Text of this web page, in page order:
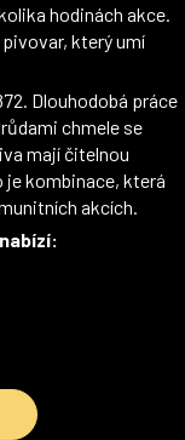
hodinách akce.
který umí
Dlouhodobá práce
chmele se
mají čitelnou
kombinace, která
akcích.